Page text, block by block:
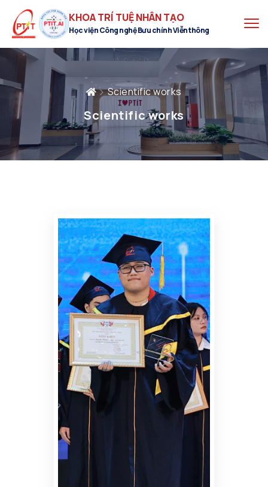
KHOA TRÍ TUỆ NHÂN TẠO
Học viện Công nghệ Bưu chính Viễn thông
Scientific works
Scientific works